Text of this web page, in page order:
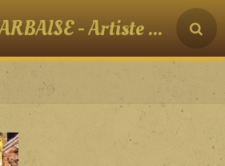
Nicole MARBAISE - Artiste peintre